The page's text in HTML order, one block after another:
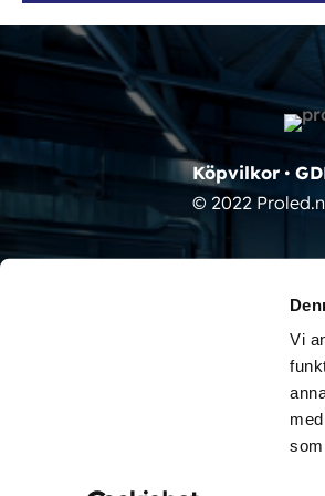
Vi
Köpvilkor •
© 2022